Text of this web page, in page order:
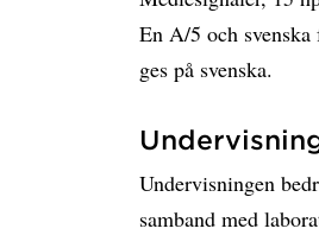
En A/5 och
ges på svenska.
Undervisningen
samband med